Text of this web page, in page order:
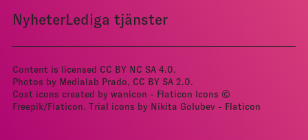
NyheterLediga tjänster
Content is licensed CC BY NC SA 4.0.
Photos by Medialab Prado, CC BY­ SA 2.0.
Cost icons created by wanicon - Flaticon Icons ©
Freepik/Flaticon. Trial icons by Nikita Golubev - Flaticon